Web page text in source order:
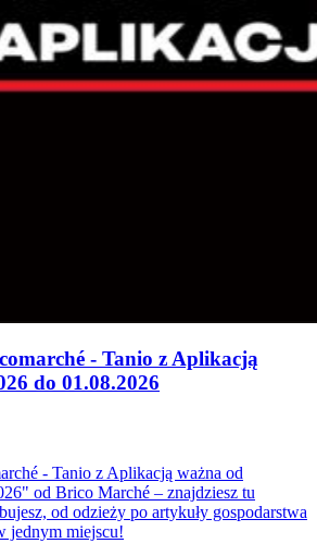
- Tanio z Aplikacją
do 01.08.2026
- Tanio z Aplikacją ważna od
od Brico Marché – znajdziesz tu
od odzieży po artykuły gospodarstwa
jednym miejscu!